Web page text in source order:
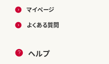
マイページ
よくある質問
ヘルプ